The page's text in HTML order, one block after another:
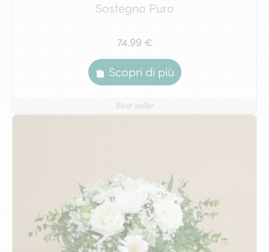
Sostegno Puro
74.99 €
Scopri di più
Best seller